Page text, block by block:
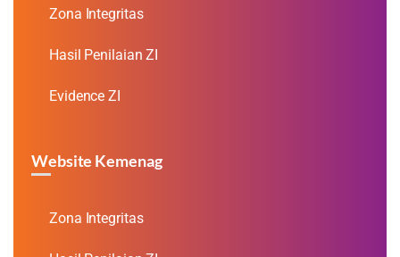
Zona Integritas
Hasil Penilaian ZI
Evidence ZI
Website Kemenag
Zona Integritas